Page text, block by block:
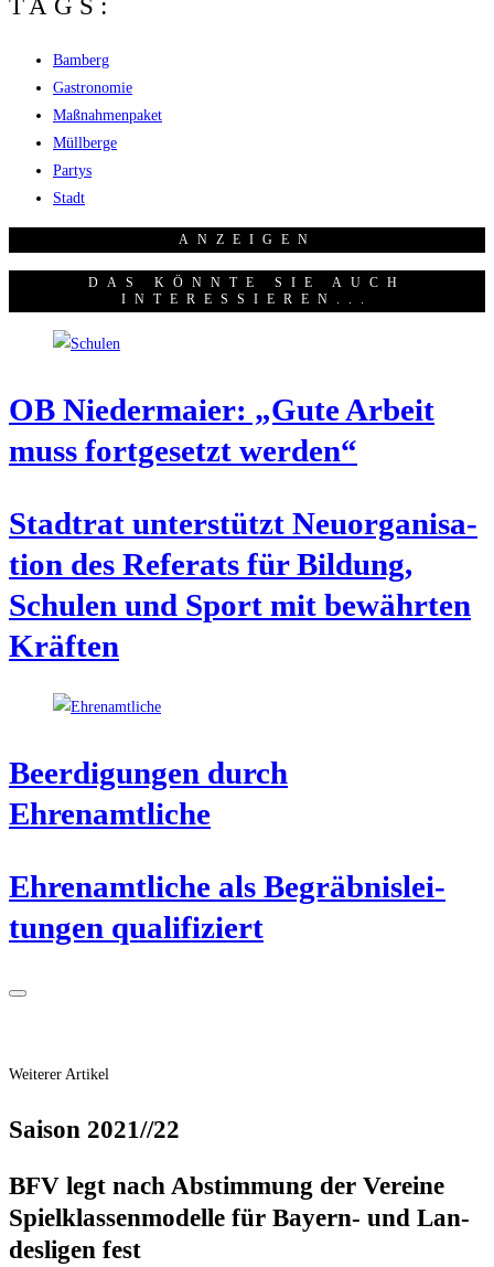
TAGS:
Bamberg
Gastronomie
Maßnahmenpaket
Müllberge
Partys
Stadt
ANZEI­GEN
DAS KÖNNTE SIE AUCH
INTERESSIEREN...
OB Nie­der­mai­er: „Gute Arbeit
muss fort­ge­setzt werden“
Stadt­rat unter­stützt Neu­or­ga­ni­sa­
ti­on des Refe­rats für Bil­dung,
Schu­len und Sport mit bewähr­ten
Kräften
Beer­di­gun­gen durch
Ehrenamtliche
Ehren­amt­li­che als Begräb­nis­lei­
tun­gen qualifiziert
Weiterer Artikel
Sai­son 2021/​/​22
BFV legt nach Abstim­mung der Ver­ei­ne
Spiel­klas­sen­mo­del­le für Bay­ern- und Lan­
des­li­gen fest